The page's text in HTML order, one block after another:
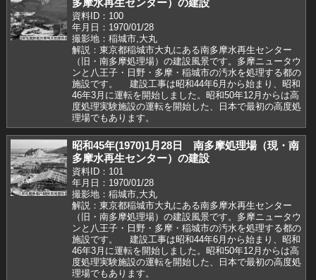
多摩水再生センター）の建設
資料ID：100
年月日：1970/01/28
撮影地：稲城市,大丸
解説：東京都稲城市大丸にある南多摩水再生センター
（旧・南多摩処理場）の建設風景です。多摩ニュータウ
ンと八王子・日野・多摩・稲城市の汚水を処理する都の
施設です。 建設工事は昭和44年6月から始まり、昭和
46年3月に運転を開始しました。昭和50年12月からは高
度処理実験施設の運転を開始した、日本で最初の高度処
理場でもあります。
昭和45年(1970)1月28日 南多摩処理場（現・南
多摩水再生センター）の建設
資料ID：101
年月日：1970/01/28
撮影地：稲城市,大丸
解説：東京都稲城市大丸にある南多摩水再生センター
（旧・南多摩処理場）の建設風景です。多摩ニュータウ
ンと八王子・日野・多摩・稲城市の汚水を処理する都の
施設です。 建設工事は昭和44年6月から始まり、昭和
46年3月に運転を開始しました。昭和50年12月からは高
度処理実験施設の運転を開始した、日本で最初の高度処
理場でもあります。